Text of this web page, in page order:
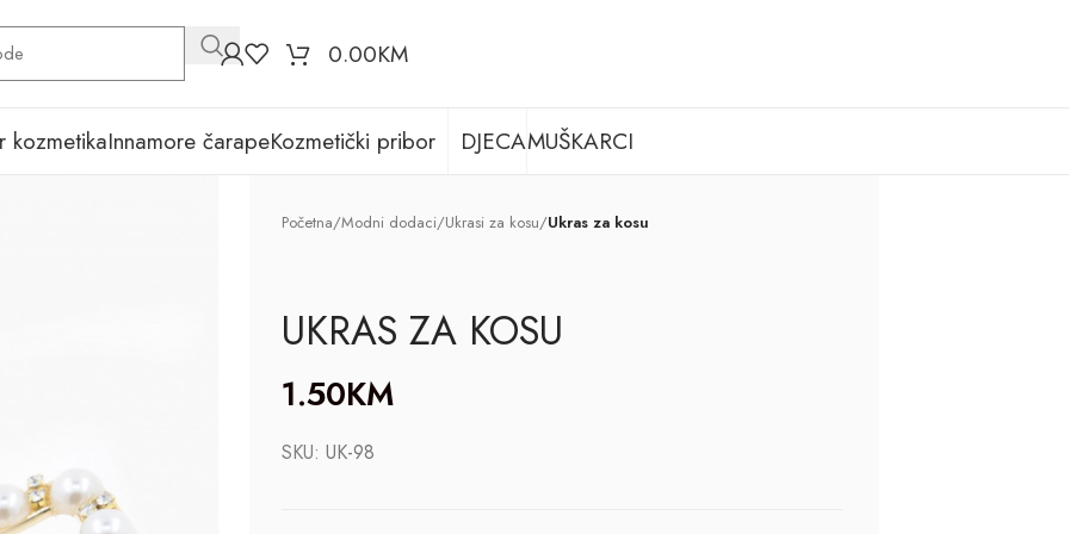
0.00KM
kozmetikaInnamore čarapeKozmetički pribor DJECAMUŠKARCI
Početna/Modni dodaci/Ukrasi za kosu/Ukras za kosu
UKRAS ZA KOSU
1.50KM
SKU: UK-98